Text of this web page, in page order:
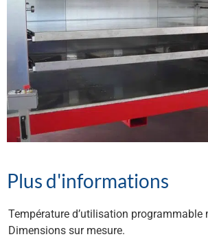
Plus d'informations
Température d’utilisation programmable
Dimensions sur mesure.